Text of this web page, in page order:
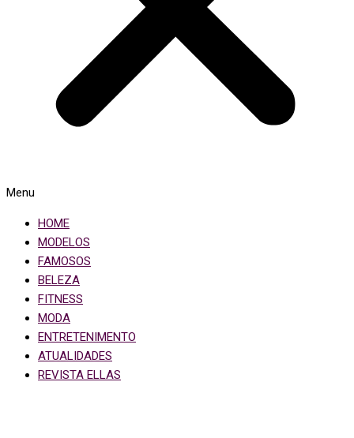
Menu
HOME
MODELOS
FAMOSOS
BELEZA
FITNESS
MODA
ENTRETENIMENTO
ATUALIDADES
REVISTA ELLAS